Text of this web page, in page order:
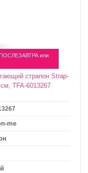
или
страпон Strap-
TFA-6013267
me